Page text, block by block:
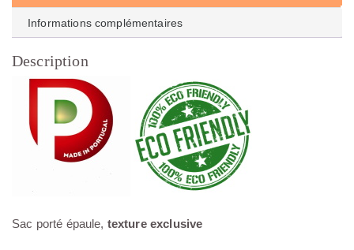
Informations complémentaires
Description
Sac porté épaule, texture exclusive